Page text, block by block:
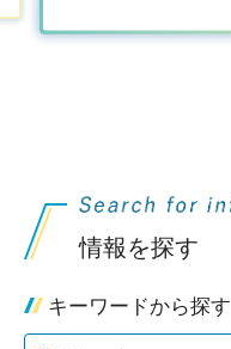
情報を探す
キーワードから探す